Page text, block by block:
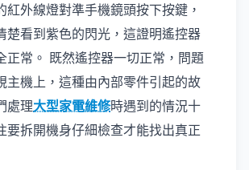
紅外線燈對準手機鏡頭按下按鍵，
楚看到紫色的閃光，這證明遙控器
正常。 既然遙控器一切正常，問題
主機上，這種由內部零件引起的故
處理大型家電維修時遇到的情況十
要拆開機身仔細檢查才能找出真正